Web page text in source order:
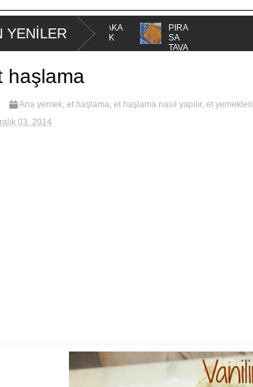
YENİLER
PORTAKA
LLI KEK
PIRA
SA
haşlama
Ana yemek, et haşlama, et haşlama nasıl yapılır, et yemekleri
03, 2014